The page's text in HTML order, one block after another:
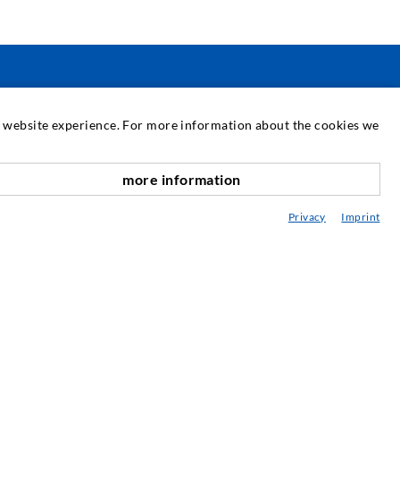
βιβλιοθήκη
συμβουλών / Σχεδιασμός / Εφαρμογή
experience. For more information about the cookies we
more information
Privacy Imprint